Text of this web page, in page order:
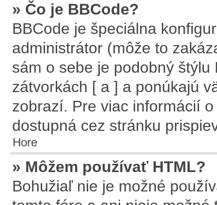
» Čo je BBCode?
BBCode je špeciálna
administrátor (môže to
sám o sebe je podobný
zátvorkách [ a ] a ponúkajú
zobrazí. Pre viac informácií
dostupná cez stránku
Hore
» Môžem používať HTML?
Bohužiaľ nie je možné